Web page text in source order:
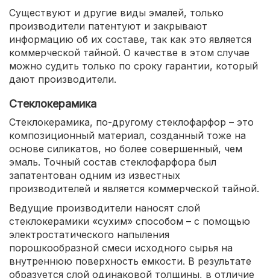
Существуют и другие виды эмалей, только
производители патентуют и закрывают
информацию об их составе, так как это является
коммерческой тайной. О качестве в этом случае
можно судить только по сроку гарантии, который
дают производители.
Стеклокерамика
Стеклокерамика, по-другому стеклофарфор – это
композиционный материал, созданный тоже на
основе силикатов, но более совершенный, чем
эмаль. Точный состав стеклофарфора был
запатентован одним из известных
производителей и является коммерческой тайной.
Ведущие производители наносят слой
стеклокерамики «сухим» способом – с помощью
электростатического напыления
порошкообразной смеси исходного сырья на
внутреннюю поверхность емкости. В результате
образуется слой одинаковой толщины, в отличие